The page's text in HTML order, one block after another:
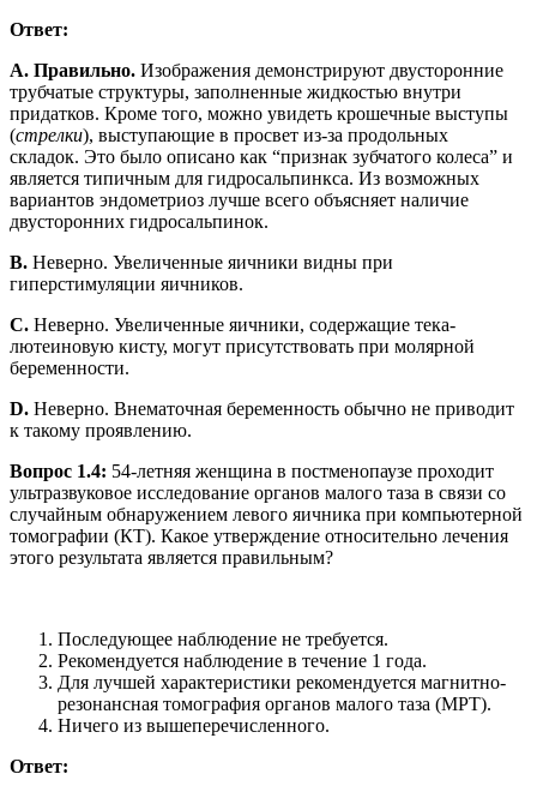
Ответ:
A. Правильно. Изображения демонстрируют двусторонние
трубчатые структуры, заполненные жидкостью внутри
придатков. Кроме того, можно увидеть крошечные выступы
(стрелки), выступающие в просвет из-за продольных
складок. Это было описано как “признак зубчатого колеса” и
является типичным для гидросальпинкса. Из возможных
вариантов эндометриоз лучше всего объясняет наличие
двусторонних гидросальпинок.
B. Неверно. Увеличенные яичники видны при
гиперстимуляции яичников.
C. Неверно. Увеличенные яичники, содержащие тека-
лютеиновую кисту, могут присутствовать при молярной
беременности.
D. Неверно. Внематочная беременность обычно не приводит
к такому проявлению.
Вопрос 1.4: 54-летняя женщина в постменопаузе проходит
ультразвуковое исследование органов малого таза в связи со
случайным обнаружением левого яичника при компьютерной
томографии (КТ). Какое утверждение относительно лечения
этого результата является правильным?
Последующее наблюдение не требуется.
Рекомендуется наблюдение в течение 1 года.
Для лучшей характеристики рекомендуется магнитно-
резонансная томография органов малого таза (МРТ).
Ничего из вышеперечисленного.
Ответ: